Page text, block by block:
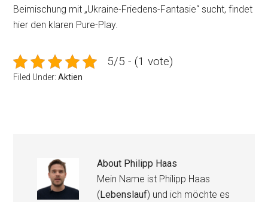
Beimischung mit „Ukraine-Friedens-Fantasie“ sucht, findet
hier den klaren Pure-Play.
5/5 - (1 vote)
Filed Under:Aktien
About Philipp Haas
Mein Name ist Philipp Haas
(Lebenslauf) und ich möchte es